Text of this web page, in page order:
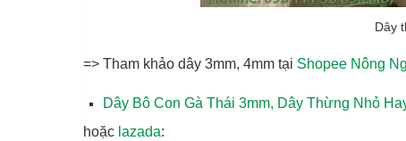
Dây
=> Tham khảo dây 3mm, 4mm tại Shopee Nông
Dây Bô Con Gà Thái 3mm, Dây Thừng Nhỏ
hoặc lazada: